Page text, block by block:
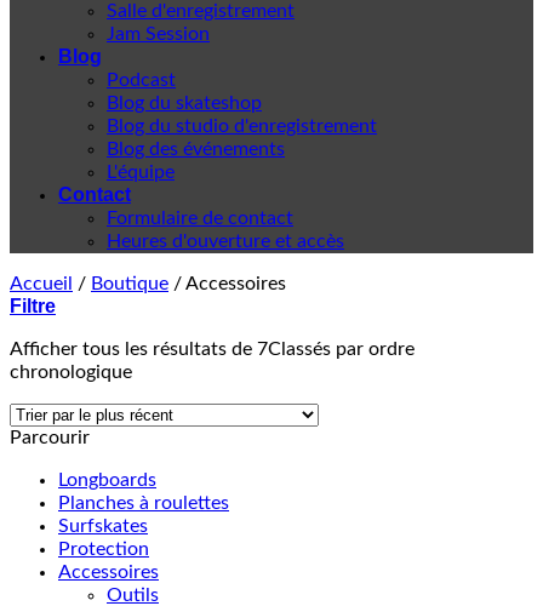
Salle d'enregistrement
Jam Session
Blog
Podcast
Blog du skateshop
Blog du studio d'enregistrement
Blog des événements
L'équipe
Contact
Formulaire de contact
Heures d'ouverture et accès
Accueil / Boutique /Accessoires
Filtre
Afficher tous les résultats de 7Classés par ordre
chronologique
Parcourir
Longboards
Planches à roulettes
Surfskates
Protection
Accessoires
Outils